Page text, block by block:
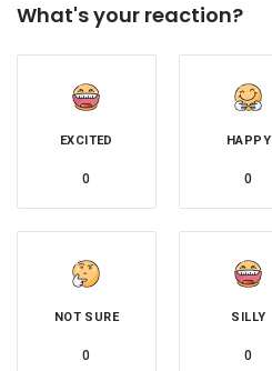
What's your reaction?
EXCITED
0
HAPPY
0
NOT SURE
0
SILLY
0